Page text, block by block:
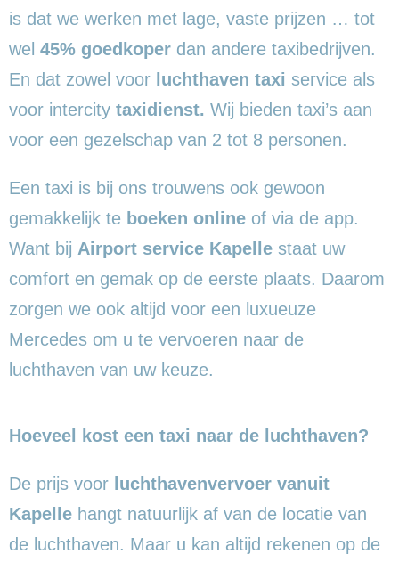
is dat we werken met lage, vaste prijzen … tot
wel 45% goedkoper dan andere taxibedrijven.
En dat zowel voor luchthaven taxi service als
voor intercity taxidienst. Wij bieden taxi’s aan
voor een gezelschap van 2 tot 8 personen.
Een taxi is bij ons trouwens ook gewoon
gemakkelijk te boeken online of via de app.
Want bij Airport service Kapelle staat uw
comfort en gemak op de eerste plaats. Daarom
zorgen we ook altijd voor een luxueuze
Mercedes om u te vervoeren naar de
luchthaven van uw keuze.
Hoeveel kost een taxi naar de luchthaven?
De prijs voor luchthavenvervoer vanuit
Kapelle hangt natuurlijk af van de locatie van
de luchthaven. Maar u kan altijd rekenen op de